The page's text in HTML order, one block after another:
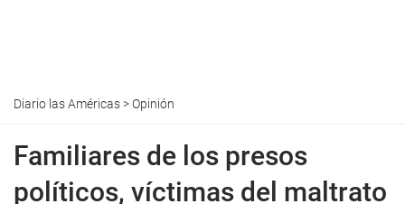
Diario las Américas>Opinión
Familiares de los presos
políticos, víctimas del maltrato